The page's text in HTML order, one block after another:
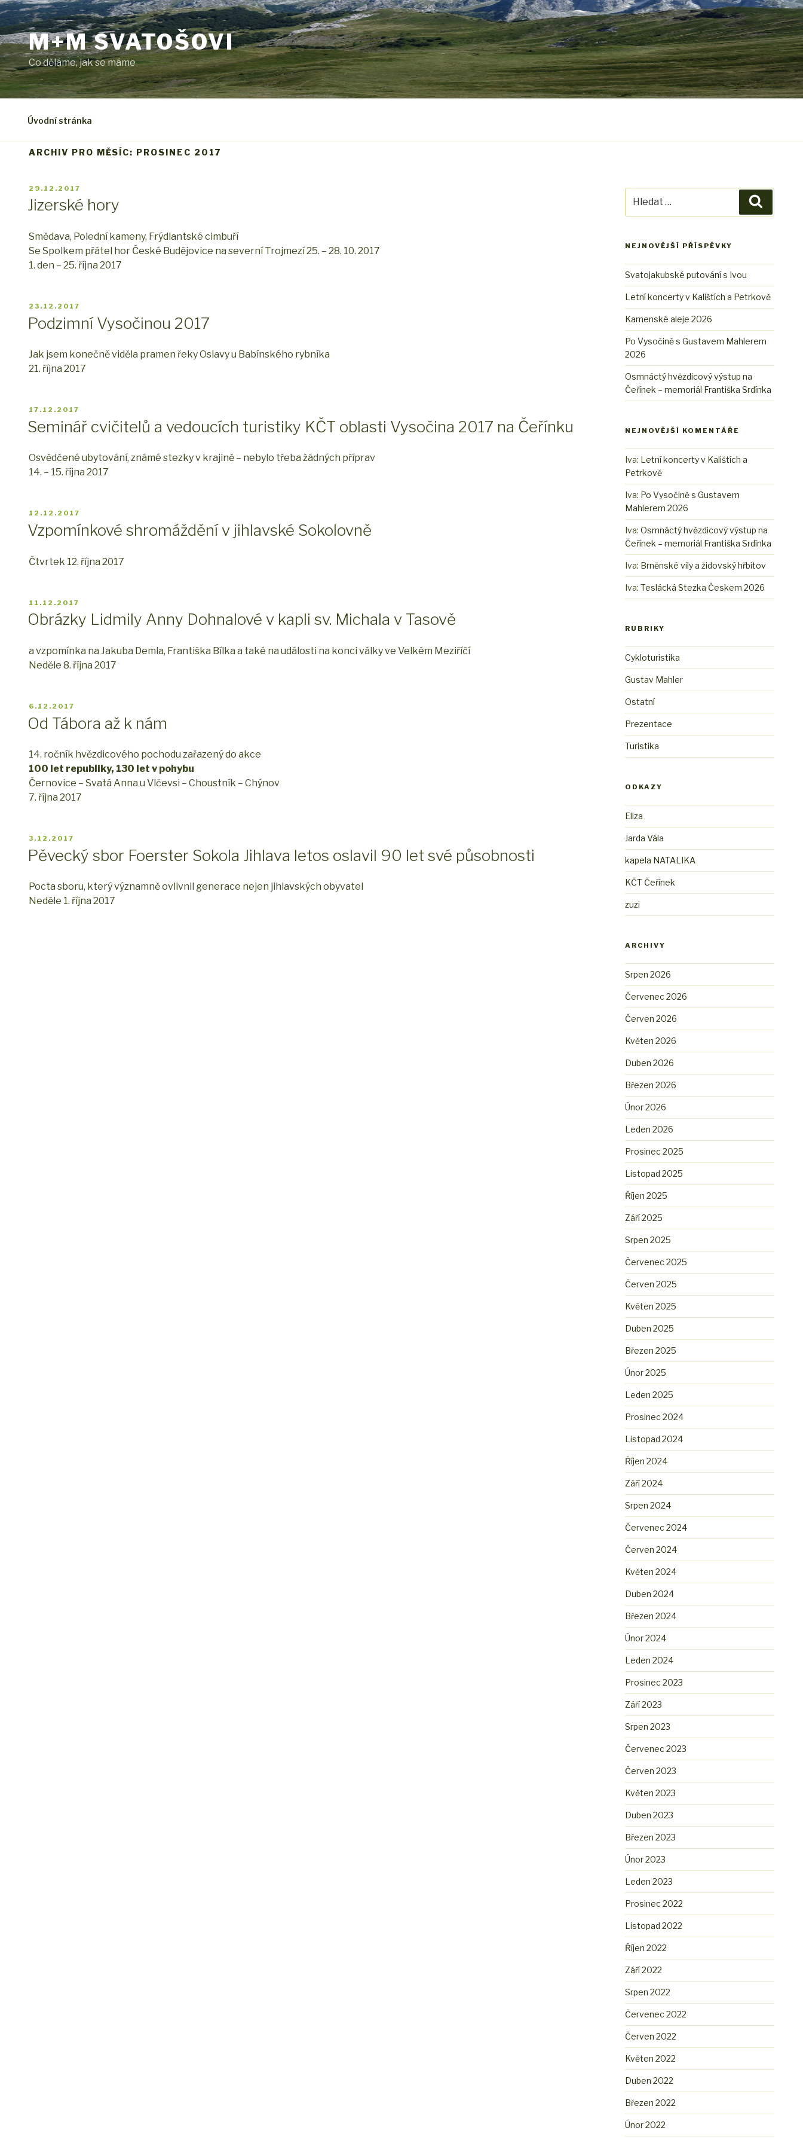
Přejít
k
obsahu
webu M+M SVATOŠOVI
Co děláme, jak se máme
Úvodní stránka
ARCHIV PRO MĚSÍC: PROSINEC 2017
PUBLIKOVÁNO
29.12.2017
Jizerské hory
Smědava, Polední kameny, Frýdlantské cimbuří
Se Spolkem přátel hor České Budějovice na severní Trojmezí 25. – 28. 10. 2017
1. den – 25. října 2017
PUBLIKOVÁNO
23.12.2017
Podzimní Vysočinou 2017
Jak jsem konečně viděla pramen řeky Oslavy u Babínského rybníka
21. října 2017
PUBLIKOVÁNO
17.12.2017
Seminář cvičitelů a vedoucích turistiky KČT oblasti Vysočina 2017 na Čeřínku
Osvědčené ubytování, známé stezky v krajině – nebylo třeba žádných příprav
14. – 15. října 2017
PUBLIKOVÁNO
12.12.2017
Vzpomínkové shromáždění v jihlavské Sokolovně
Čtvrtek 12. října 2017
PUBLIKOVÁNO
11.12.2017
Obrázky Lidmily Anny Dohnalové v kapli sv. Michala v Tasově
a vzpomínka na Jakuba Demla, Františka Bílka a také na události na konci války ve Velkém Meziříčí
Neděle 8. října 2017
PUBLIKOVÁNO
6.12.2017
Od Tábora až k nám
14. ročník hvězdicového pochodu zařazený do akce
100 let republiky, 130 let v pohybu
Černovice – Svatá Anna u Vlčevsi – Choustník – Chýnov
7. října 2017
PUBLIKOVÁNO
3.12.2017
Pěvecký sbor Foerster Sokola Jihlava letos oslavil 90 let své působnosti
Pocta sboru, který významně ovlivnil generace nejen jihlavských obyvatel
Neděle 1. října 2017
NEJNOVĚJŠÍ PŘÍSPĚVKY
Svatojakubské putování s Ivou
Letní koncerty v Kalištích a Petrkově
Kamenské aleje 2026
Po Vysočině s Gustavem Mahlerem
2026
Osmnáctý hvězdicový výstup na
Čeřínek – memoriál Františka Srdínka
NEJNOVĚJŠÍ KOMENTÁŘE
Iva: Letní koncerty v Kalištích a
Petrkově
Iva: Po Vysočině s Gustavem
Mahlerem 2026
Iva:Osmnáctý hvězdicový výstup na
Čeřínek – memoriál Františka Srdínka
Iva: Brněnské vily a židovský hřbitov
Iva:Teslácká Stezka Českem 2026
RUBRIKY
Cykloturistika
Gustav Mahler
Ostatní
Prezentace
Turistika
ODKAZY
Eliza
Jarda Vála
kapela NATALIKA
KČT Čeřínek
zuzi
ARCHIVY
Srpen 2026
Červenec 2026
Červen 2026
Květen 2026
Duben 2026
Březen 2026
Únor 2026
Leden 2026
Prosinec 2025
Listopad 2025
Říjen 2025
Září 2025
Srpen 2025
Červenec 2025
Červen 2025
Květen 2025
Duben 2025
Březen 2025
Únor 2025
Leden 2025
Prosinec 2024
Listopad 2024
Říjen 2024
Září 2024
Srpen 2024
Červenec 2024
Červen 2024
Květen 2024
Duben 2024
Březen 2024
Únor 2024
Leden 2024
Prosinec 2023
Září 2023
Srpen 2023
Červenec 2023
Červen 2023
Květen 2023
Duben 2023
Březen 2023
Únor 2023
Leden 2023
Prosinec 2022
Listopad 2022
Říjen 2022
Září 2022
Srpen 2022
Červenec 2022
Červen 2022
Květen 2022
Duben 2022
Březen 2022
Únor 2022